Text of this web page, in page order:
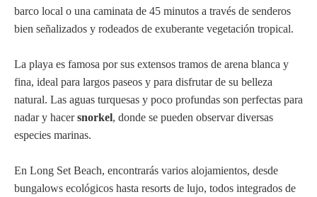
barco local o una caminata de 45 minutos a través de senderos
bien señalizados y rodeados de exuberante vegetación tropical.
La playa es famosa por sus extensos tramos de arena blanca y
fina, ideal para largos paseos y para disfrutar de su belleza
natural. Las aguas turquesas y poco profundas son perfectas para
nadar y hacersnorkel, donde se pueden observar diversas
especies marinas.
En Long Set Beach, encontrarás varios alojamientos, desde
bungalows ecológicos hasta resorts de lujo, todos integrados de